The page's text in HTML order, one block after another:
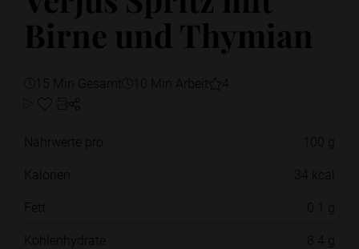
Birne und Thymian
15 Min Gesamt 10 Min Arbeit 4
Nährwerte pro
100 g
Kalorien
34 kcal
Fett
0.1 g
Kohlenhydrate
8.4 g